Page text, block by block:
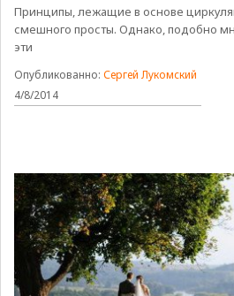
Принципы, лежащие в основе
смешного просты. Однако, подобно
эти
Опубликованно:Сергей Лукомский
4/8/2014